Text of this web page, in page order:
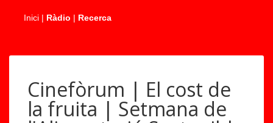
Inici | Ràdio | Recerca
Cinefòrum | El cost de
la fruita | Setmana de